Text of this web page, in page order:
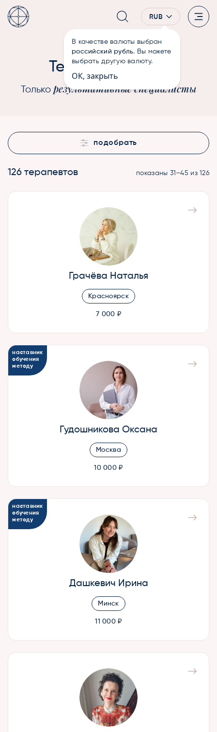
RUB
В качестве валюты выбран
российский рубль. Вы можете
выбрать другую валюту.
ОК, закрыть
Главная — Терапевты
ТерапевтыДуши
Только результативные специалисты
подобрать
126 терапевтов показаны 31–45 из 126
Грачёва Наталья
Красноярск
7 000 ₽
Гудошникова Оксана
Москва
10 000 ₽
наставник
обучения
методу
Дашкевич Ирина
Минск
11 000 ₽
наставник
обучения
методу